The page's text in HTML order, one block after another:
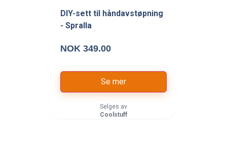
DIY-sett til håndavstøpning
- Spralla
NOK 349.00
Se mer
Selges av
Coolstuff